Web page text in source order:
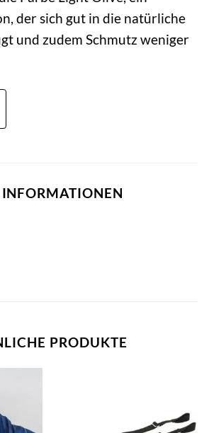
der sich gut in die natürliche
und zudem Schmutz weniger
PRODUKTE